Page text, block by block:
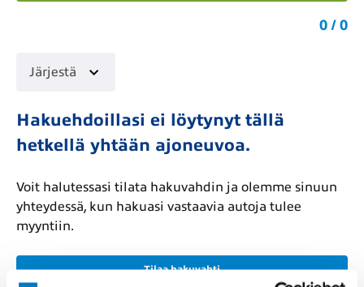
0 / 0
Järjestä
Hakuehdoillasi ei löytynyt tällä
hetkellä yhtään ajoneuvoa.
Voit halutessasi tilata hakuvahdin ja olemme sinuun
yhteydessä, kun hakuasi vastaavia autoja tulee
myyntiin.
Tilaa hakuvahti